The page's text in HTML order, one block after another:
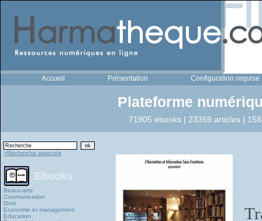
Accueil Présentation Configuration requise
Plateforme
71905 ebooks | 23369 articles |
>Recherche avancée
Ebooks
Beaux-arts
Communication
Droit
Economie et management
Education